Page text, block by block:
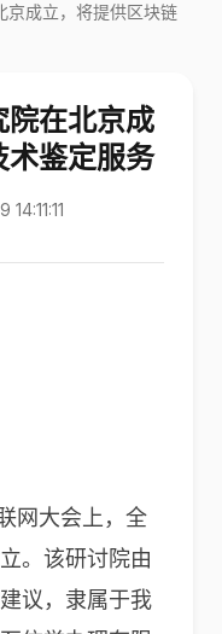
京成立，将提供区块链
院在北京成
术鉴定服务
网大会上，全
。该研讨院由
议，隶属于我